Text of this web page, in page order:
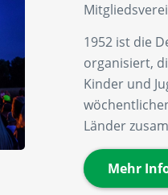
1952 ist die
organisiert,
Kinder und
Länder
Mehr